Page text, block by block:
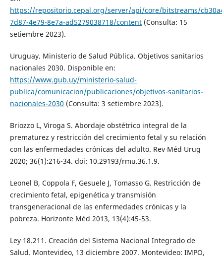
https://repositorio.cepal.org/server/api/core/bitstreams/
7d87-4e79-8e7a-ad5279038718/content(Consulta: 15
setiembre 2023).
Uruguay. Ministerio de Salud Pública. Objetivos sanitarios
nacionales 2030. Disponible en:
https://www.gub.uy/ministerio-salud-
publica/comunicacion/publicaciones/objetivos-sanitarios-
nacionales-2030 (Consulta: 3 setiembre 2023).
Briozzo L, Viroga S. Abordaje obstétrico integral de la
prematurez y restricción del crecimiento fetal y su relación
con las enfermedades crónicas del adulto. Rev Méd Urug
2020; 36(1):216-34. doi: 10.29193/rmu.36.1.9.
Leonel B, Coppola F, Gesuele J, Tomasso G. Restricción de
crecimiento fetal, epigenética y transmisión
transgeneracional de las enfermedades crónicas y la
pobreza. Horizonte Méd 2013, 13(4):45-53.
Ley 18.211. Creación del Sistema Nacional Integrado de
Salud. Montevideo, 13 diciembre 2007. Montevideo: IMPO,